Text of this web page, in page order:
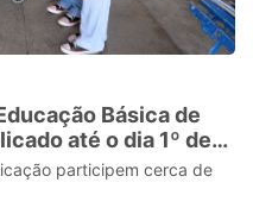
Básica de
até o dia 1º de
participem cerca de